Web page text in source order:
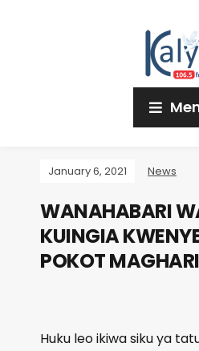
January 6, 2021 News
WANAHABARI
KUINGIA
POKOT
Huku leo ikiwa siku ya